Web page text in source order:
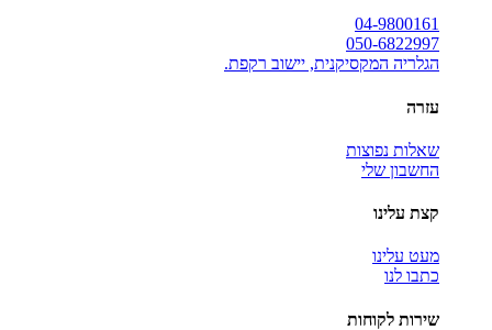
04-9800161
050-6822997
הגלריה המקסיקנית, יישוב רקפת.
עזרה
שאלות נפוצות
החשבון שלי
קצת עלינו
מעט עלינו
כתבו לנו
שירות לקוחות